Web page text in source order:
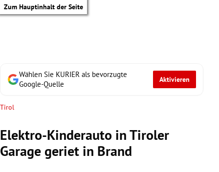
Zum Hauptinhalt der Seite
Wählen Sie KURIER als bevorzugte
Google-Quelle
Aktivieren
Tirol
Elektro-Kinderauto in Tiroler
Garage geriet in Brand